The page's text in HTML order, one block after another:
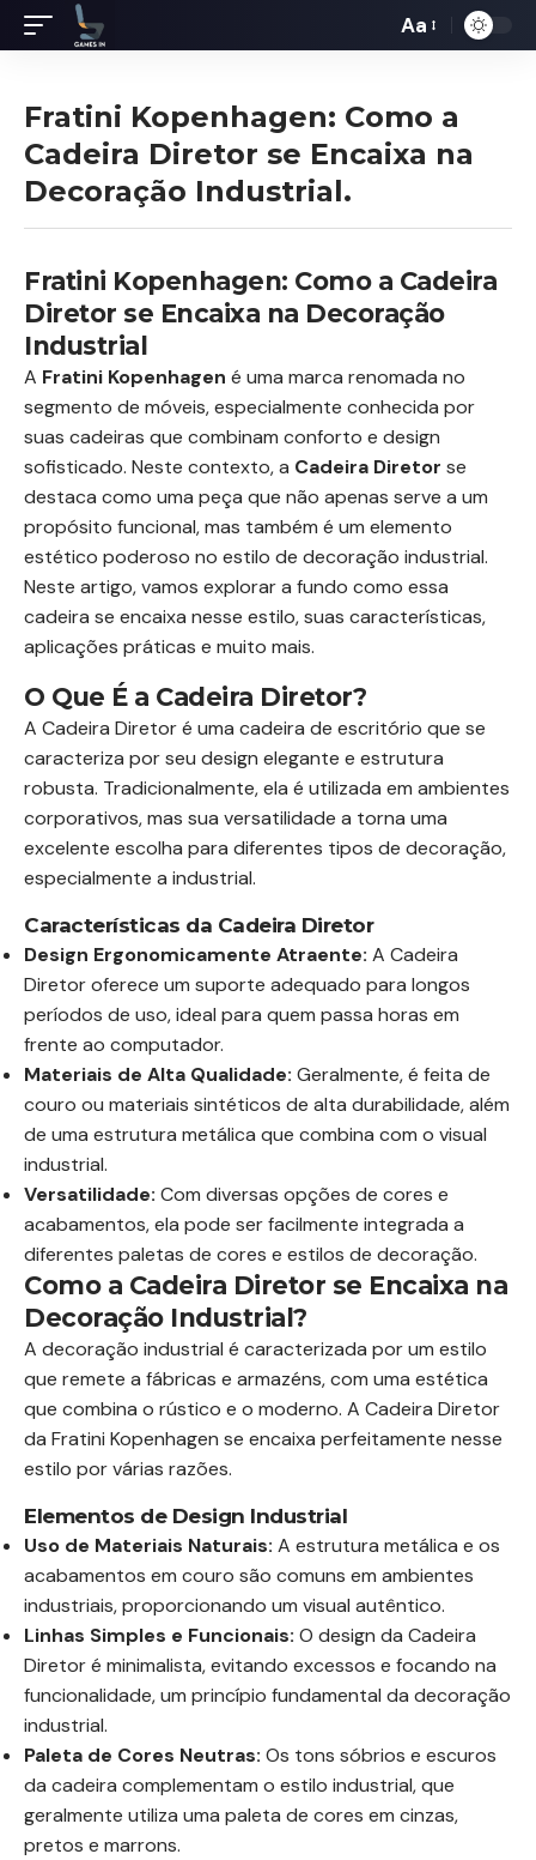
fontes
Aa
Fratini Kopenhagen: Como a
Cadeira Diretor se Encaixa na
Decoração Industrial.
Fratini Kopenhagen: Como a Cadeira
Diretor se Encaixa na Decoração
Industrial
A Fratini Kopenhagen é uma marca renomada no
segmento de móveis, especialmente conhecida por
suas cadeiras que combinam conforto e design
sofisticado. Neste contexto, a Cadeira Diretor se
destaca como uma peça que não apenas serve a um
propósito funcional, mas também é um elemento
estético poderoso no estilo de decoração industrial.
Neste artigo, vamos explorar a fundo como essa
cadeira se encaixa nesse estilo, suas características,
aplicações práticas e muito mais.
O Que É a Cadeira Diretor?
A Cadeira Diretor é uma cadeira de escritório que se
caracteriza por seu design elegante e estrutura
robusta. Tradicionalmente, ela é utilizada em ambientes
corporativos, mas sua versatilidade a torna uma
excelente escolha para diferentes tipos de decoração,
especialmente a industrial.
Características da Cadeira Diretor
Design Ergonomicamente Atraente: A Cadeira
Diretor oferece um suporte adequado para longos
períodos de uso, ideal para quem passa horas em
frente ao computador.
Materiais de Alta Qualidade: Geralmente, é feita de
couro ou materiais sintéticos de alta durabilidade, além
de uma estrutura metálica que combina com o visual
industrial.
Versatilidade: Com diversas opções de cores e
acabamentos, ela pode ser facilmente integrada a
diferentes paletas de cores e estilos de decoração.
Como a Cadeira Diretor se Encaixa na
Decoração Industrial?
A decoração industrial é caracterizada por um estilo
que remete a fábricas e armazéns, com uma estética
que combina o rústico e o moderno. A Cadeira Diretor
da Fratini Kopenhagen se encaixa perfeitamente nesse
estilo por várias razões.
Elementos de Design Industrial
Uso de Materiais Naturais: A estrutura metálica e os
acabamentos em couro são comuns em ambientes
industriais, proporcionando um visual autêntico.
Linhas Simples e Funcionais: O design da Cadeira
Diretor é minimalista, evitando excessos e focando na
funcionalidade, um princípio fundamental da decoração
industrial.
Paleta de Cores Neutras: Os tons sóbrios e escuros
da cadeira complementam o estilo industrial, que
geralmente utiliza uma paleta de cores em cinzas,
pretos e marrons.